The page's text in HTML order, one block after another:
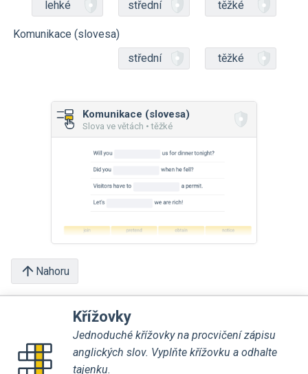
lehké střední těžké
Komunikace (slovesa)
střední
těžké
Komunikace (slovesa)
Slova ve větách • těžké
Nahoru
Křížovky
Jednoduché křížovky na procvičení zápisu
anglických slov. Vyplňte křížovku a odhalte
tajenku.